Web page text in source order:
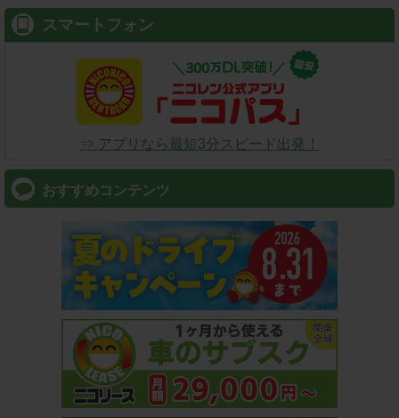
スマートフォン
⇒ アプリなら最短3分スピード出発！
おすすめコンテンツ